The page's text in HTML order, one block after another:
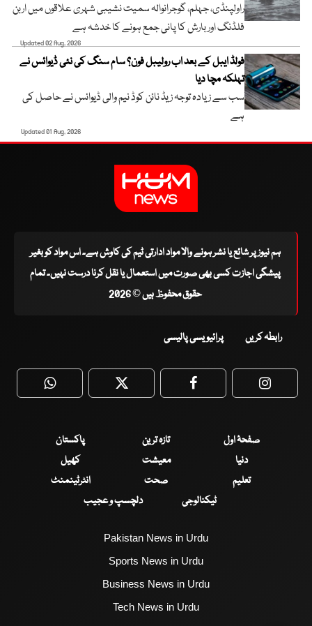
راولپنڈی، جہلم، گوجرانوالہ سمیت نشیبی شہری علاقوں میں اربن
فلڈنگ اور بارش کا پانی جمع ہونے کا خدشہ ہے
Updated 02 Aug, 2026
فولڈ ایبل کے بعد اب رولیبل فون؟ سام سنگ کی نئی ڈیوائس نے
تہلکہ مچا دیا
سب سے زیادہ توجہ زیڈ نائن کوڈ نیم والی ڈیوائس نے حاصل کی
ہے
Updated 01 Aug, 2026
ہم نیوز پر شائع یا نشر ہونے والا مواد ادارتی ٹیم کی کاوش ہے۔ اس مواد کو بغیر
پیشگی اجازت کسی بھی صورت میں استعمال یا نقل کرنا درست نہیں۔ تمام
حقوق محفوظ ہیں © 2026
رابطہ کریں پرائیویسی پالیسی
WhatsApp Twitter Facebook
صفحۂ اول تازہ ترین
پاکستان
دنیا
معیشت
کھیل
تعلیم
صحت
انٹرٹینمنٹ
ٹیکنالوجی
دلچسپ و عجیب
Pakistan News in Urdu
Sports News in Urdu
Business News in Urdu
Tech News in Urdu